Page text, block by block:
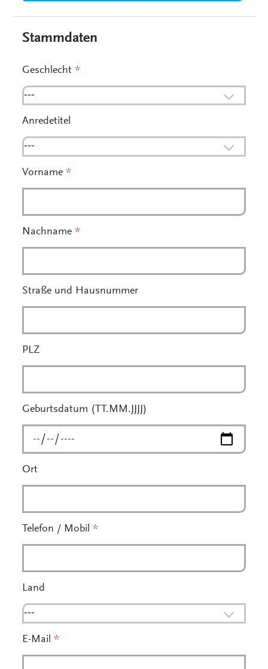
Stammdaten
Geschlecht*
---
Anredetitel
---
Vorname*
Nachname*
Straße und Hausnummer
PLZ
Geburtsdatum (TT.MM.JJJJ)
Ort
Telefon / Mobil*
Land
---
E-Mail*